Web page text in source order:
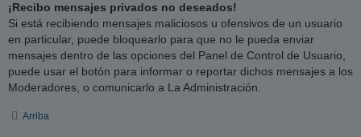
¡Recibo mensajes privados no deseados!
Si está recibiendo mensajes maliciosos u ofensivos de un usuario
en particular, puede bloquearlo para que no le pueda enviar
mensajes dentro de las opciones del Panel de Control de Usuario,
puede usar el botón para informar o reportar dichos mensajes a los
Moderadores, o comunicarlo a La Administración.
Arriba